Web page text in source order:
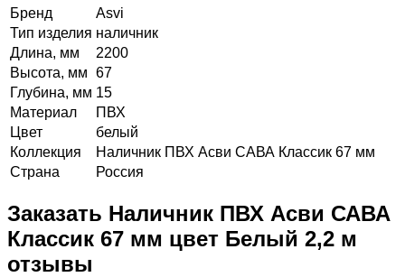
Бренд
Asvi
Тип изделия наличник
Длина, мм
2200
Высота, мм 67
Глубина, мм 15
Материал
ПВХ
Цвет
белый
Коллекция
Наличник ПВХ Асви САВА Классик 67 мм
Страна
Россия
Заказать Наличник ПВХ Асви САВА
Классик 67 мм цвет Белый 2,2 м
отзывы